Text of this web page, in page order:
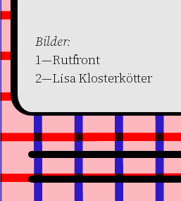
Bilder:
1—Rutfront
2—Lisa Klosterkötter